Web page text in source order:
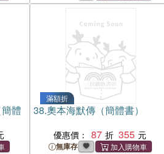
體
滿額折
38.奧本海默傳（簡體書）
優惠價： 87 355
無庫存